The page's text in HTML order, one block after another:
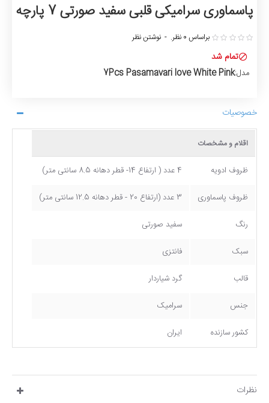
پاسماوری سرامیکی قلبی سفید صورتی 7 پارچه
تمام شد
مدل:7Pcs Pasamavari love White Pink
براساس 0 نظر. - نوشتن نظر
خصوصیات
اقلام و مشخصات
ظروف ادویه 4 عدد ( ارتفاع 14- قطر دهانه 8.5 سانتی متر)
ظروف پاسماوری 3 عدد (ارتفاع 20 - قطر دهانه 12.5 سانتی متر)
رنگ سفید صورتی
سبک فانتزی
قالب گرد شیاردار
جنس سرامیک
کشور سازنده ایران
نظرات